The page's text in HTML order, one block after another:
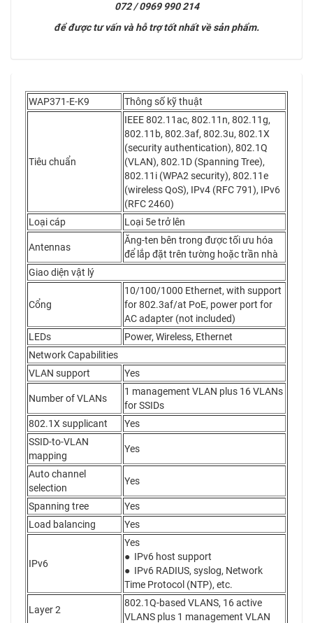
072 / 0969 990 214
để được tư vấn và hỗ trợ tốt nhất về sản phẩm.
WAP371-E-K9 Thông số kỹ thuật
Tiêu chuẩn
IEEE 802.11ac, 802.11n, 802.11g,
802.11b, 802.3af, 802.3u, 802.1X
(security authentication), 802.1Q
(VLAN), 802.1D (Spanning Tree),
802.11i (WPA2 security), 802.11e
(wireless QoS), IPv4 (RFC 791), IPv6
(RFC 2460)
Loại cáp
Loại 5e trở lên
Antennas
Ăng-ten bên trong được tối ưu hóa
để lắp đặt trên tường hoặc trần nhà
Giao diện vật lý
Cổng
10/100/1000 Ethernet, with support
for 802.3af/at PoE, power port for
AC adapter (not included)
LEDs
Power, Wireless, Ethernet
Network Capabilities
VLAN support
Yes
Number of VLANs
1 management VLAN plus 16 VLANs
for SSIDs
802.1X supplicant
Yes
SSID-to-VLAN
mapping
Yes
Auto channel
selection
Yes
Spanning tree
Yes
Load balancing
Yes
IPv6
Yes
● IPv6 host support
● IPv6 RADIUS, syslog, Network
Time Protocol (NTP), etc.
Layer 2
802.1Q-based VLANS, 16 active
VLANS plus 1 management VLAN